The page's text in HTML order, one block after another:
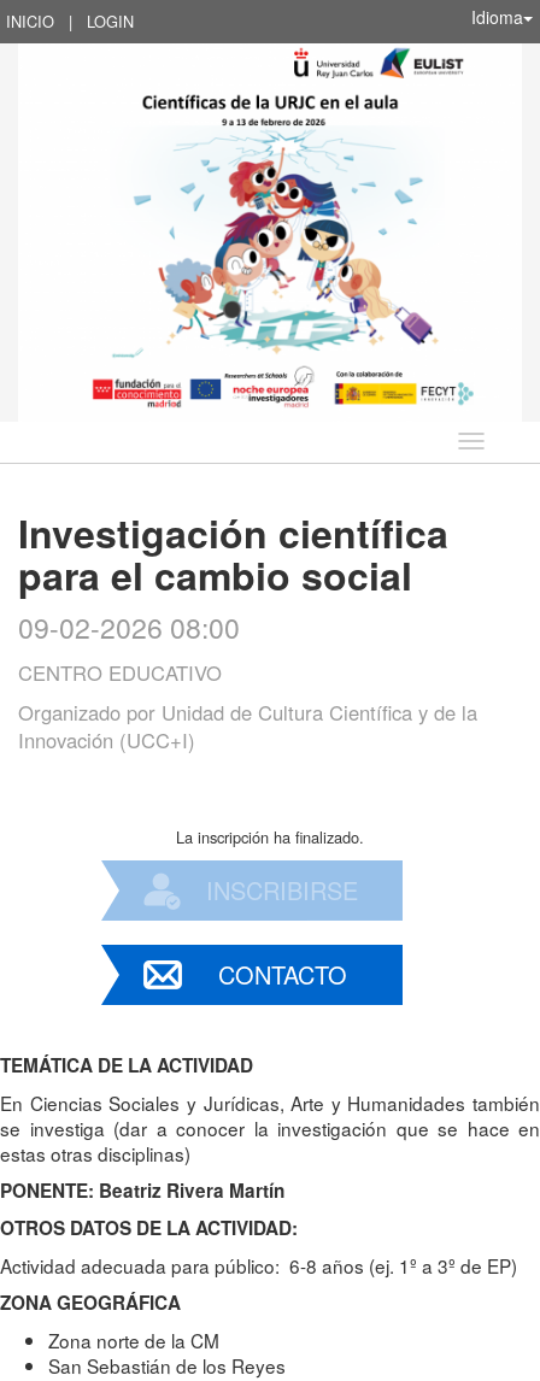
INICIO | LOGIN Idioma
Idioma
Investigación científica
para el cambio social
09-02-2026 08:00
CENTRO EDUCATIVO
Organizado por Unidad de Cultura Científica y de la
Innovación (UCC+I)
La inscripción ha finalizado.
INSCRIBIRSE
CONTACTO
TEMÁTICA DE LA ACTIVIDAD
En Ciencias Sociales y Jurídicas, Arte y Humanidades también
se investiga (dar a conocer la investigación que se hace en
estas otras disciplinas)
PONENTE: Beatriz Rivera Martín
OTROS DATOS DE LA ACTIVIDAD:
Actividad adecuada para público: 6-8 años (ej. 1º a 3º de EP)
ZONA GEOGRÁFICA
Zona norte de la CM
San Sebastián de los Reyes